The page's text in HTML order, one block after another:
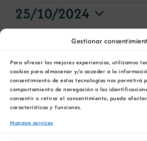
Gestionar
Para ofrecer las mejores experiencias, utilizamos
cookies para almacenar y/o acceder a la
consentimiento de estas tecnologías nos permitirá
comportamiento de navegación o las
consentir o retirar el consentimiento, puede
características y funciones.
Manage services
eventos
25
de
Outubro
25/10/2024
Select
Curso Teórico
Intervención de
1 de Outubro 00:00/
23:59